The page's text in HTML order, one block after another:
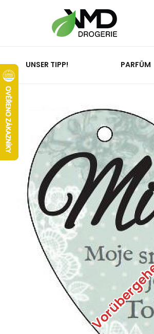
UNSER TIPP! PARFÜM